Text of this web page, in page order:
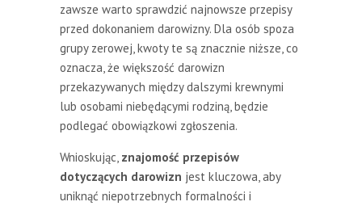
zawsze warto sprawdzić najnowsze przepisy
przed dokonaniem darowizny. Dla osób spoza
grupy zerowej, kwoty te są znacznie niższe, co
oznacza, że większość darowizn
przekazywanych między dalszymi krewnymi
lub osobami niebędącymi rodziną, będzie
podlegać obowiązkowi zgłoszenia.
Wnioskując, znajomość przepisów
dotyczących darowizn jest kluczowa, aby
uniknąć niepotrzebnych formalności i